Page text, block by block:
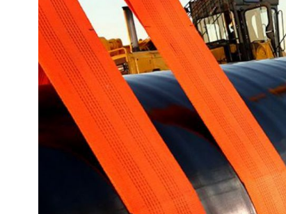
Gas
Paip Keluli SAWH
Paip Keluli SSAW
Paip DSAW
Paip Kimpalan
Lingkaran
Paip Keluli A53 LSAW